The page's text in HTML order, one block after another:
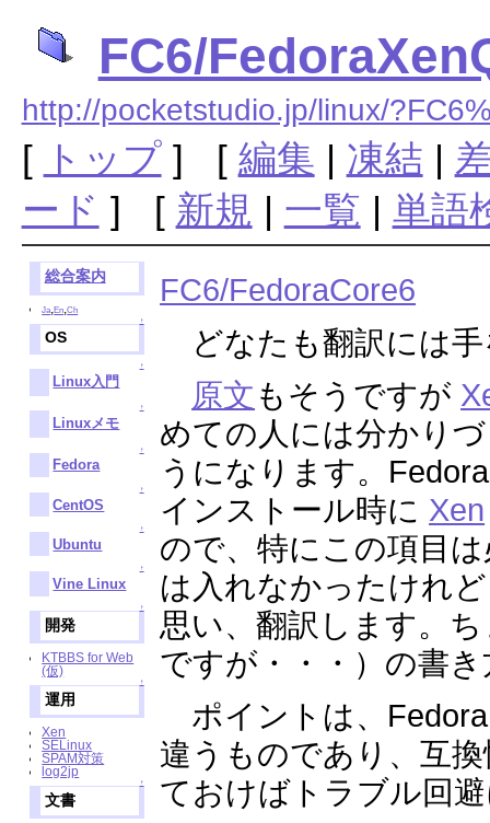
FC6/
http://pocketstudio.jp/linux/
[ トップ] [ 編集 | 凍結 |
ード ] [ 新規 | 一覧 | 単語
総合案内
Ja ,En ,Ch
↑
OS
↑
Linux入門
↑
Linuxメモ
↑
Fedora
↑
CentOS
↑
Ubuntu
↑
Vine Linux
↑
開発
KTBBS for Web
(仮)
↑
運用
Xen
SELinux
SPAM対策
log2jp
↑
文書
FC6/FedoraCore6
どなたも翻訳には手
原文 もそうですが
めての人には分かり
うになります。
インストール時に Xen
ので、特にこの項目
は入れなかったけれ
思い、翻訳します。
ですが・・・）の書
ポイントは、
違うものであり、互
ておけばトラブル回